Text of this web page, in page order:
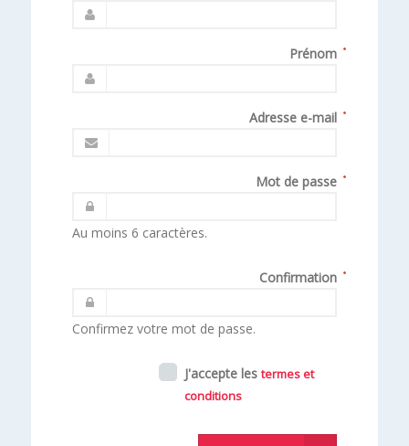
Prénom
Adresse e-mail
Mot de passe
Au moins 6 caractères.
Confirmation
Confirmez votre mot de passe.
J'accepte lestermes et
conditions